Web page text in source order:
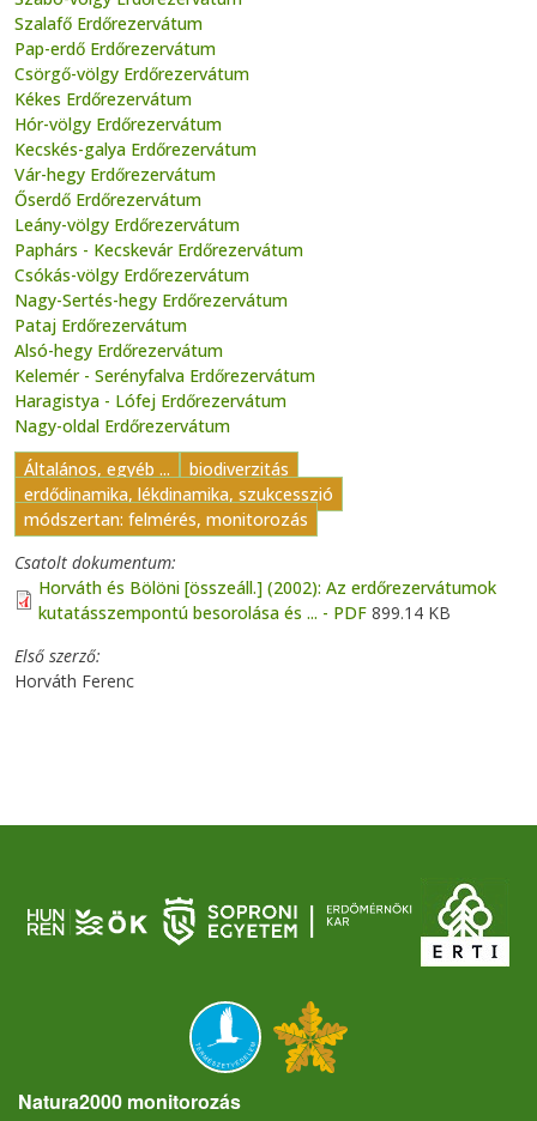
Szalafő Erdőrezervátum
Pap-erdő Erdőrezervátum
Csörgő-völgy Erdőrezervátum
Kékes Erdőrezervátum
Hór-völgy Erdőrezervátum
Kecskés-galya Erdőrezervátum
Vár-hegy Erdőrezervátum
Őserdő Erdőrezervátum
Leány-völgy Erdőrezervátum
Paphárs - Kecskevár Erdőrezervátum
Csókás-völgy Erdőrezervátum
Nagy-Sertés-hegy Erdőrezervátum
Pataj Erdőrezervátum
Alsó-hegy Erdőrezervátum
Kelemér - Serényfalva Erdőrezervátum
Haragistya - Lófej Erdőrezervátum
Nagy-oldal Erdőrezervátum
Általános, egyéb ...
biodiverzitás
erdődinamika, lékdinamika, szukcesszió
módszertan: felmérés, monitorozás
Csatolt dokumentum
Horváth és Bölöni [összeáll.] (2002): Az erdőrezervátumok
kutatásszempontú besorolása és ... - PDF 899.14 KB
Első szerző
Horváth Ferenc
Natura2000 monitorozás